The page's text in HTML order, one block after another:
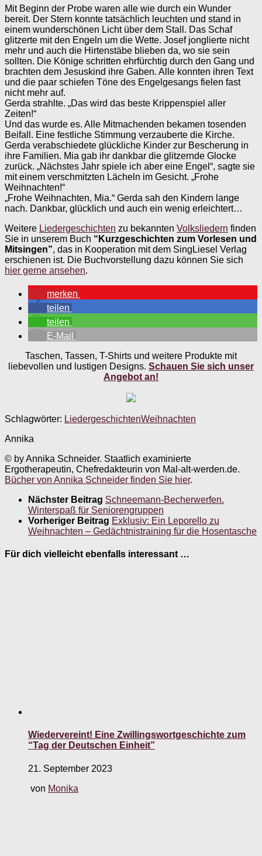
Mit Beginn der Probe waren alle wie durch ein Wunder
bereit. Der Stern konnte tatsächlich leuchten und stand in
einem wunderschönen Licht über dem Stall. Das Schaf
glitzerte mit den Engeln um die Wette. Josef jonglierte nicht
mehr und auch die Hirtenstäbe blieben da, wo sie sein
sollten. Die Könige schritten ehrfürchtig durch den Gang und
brachten dem Jesuskind ihre Gaben. Alle konnten ihren Text
und die paar schiefen Töne des Engelgesangs fielen fast
nicht mehr auf.
Gerda strahlte. „Das wird das beste Krippenspiel aller
Zeiten!“
Und das wurde es. Alle Mitmachenden bekamen tosenden
Beifall. Eine festliche Stimmung verzauberte die Kirche.
Gerda verabschiedete glückliche Kinder zur Bescherung in
ihre Familien. Mia gab ihr dankbar die glitzernde Glocke
zurück. „Nächstes Jahr spiele ich aber eine Engel“, sagte sie
mit einem verschmitzten Lächeln im Gesicht. „Frohe
Weihnachten!“
„Frohe Weihnachten, Mia.“ Gerda sah den Kindern lange
nach. Dankbar, glücklich und auch ein wenig erleichtert…
Weitere Liedergeschichten zu bekannten Volksliedern finden
Sie in unserem Buch “Kurzgeschichten zum Vorlesen und
Mitsingen”, das in Kooperation mit dem SingLiesel Verlag
erschienen ist. Die Buchvorstellung dazu können Sie sich
hier gerne ansehen.
merken
teilen
teilen
E-Mail
Taschen, Tassen, T-Shirts und weitere Produkte mit
liebevollen und lustigen Designs. Schauen Sie sich unser
Angebot an!
Schlagwörter: LiedergeschichtenWeihnachten
Annika
© by Annika Schneider. Staatlich examinierte
Ergotherapeutin, Chefredakteurin von Mal-alt-werden.de.
Bücher von Annika Schneider finden Sie hier.
Nächster Beitrag Schneemann-Becherwerfen.
Winterspaß für Seniorengruppen
Vorheriger Beitrag Exklusiv: Ein Leporello zu
Weihnachten – Gedächtnistraining für die Hosentasche
Für dich vielleicht ebenfalls interessant …
Wiedervereint! Eine Zwillingswortgeschichte zum
“Tag der Deutschen Einheit”
21. September 2023
von Monika